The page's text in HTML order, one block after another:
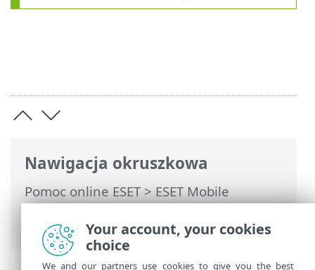
Nawigacja okruszkowa
Pomoc online ESET>ESET Mobile
Security>Praca z ESET Mobile Security >
Audyt zabezpieczeń> Audyt aplikacji
Your account, your cookies
choice
We and our partners use cookies to give you the best